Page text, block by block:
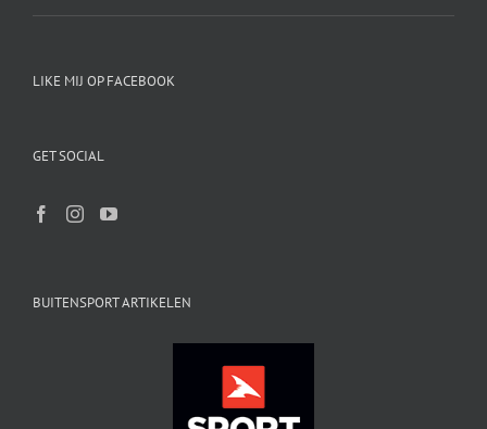
LIKE MIJ OP FACEBOOK
GET SOCIAL
BUITENSPORT ARTIKELEN